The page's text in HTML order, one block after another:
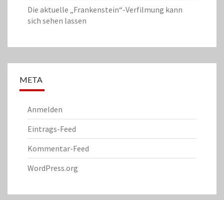
Die aktuelle „Frankenstein“-Verfilmung kann
sich sehen lassen
META
Anmelden
Eintrags-Feed
Kommentar-Feed
WordPress.org